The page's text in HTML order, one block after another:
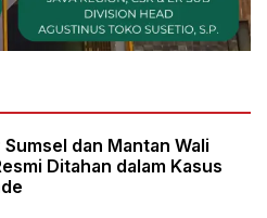
dan Mantan Wali
Ditahan dalam Kasus